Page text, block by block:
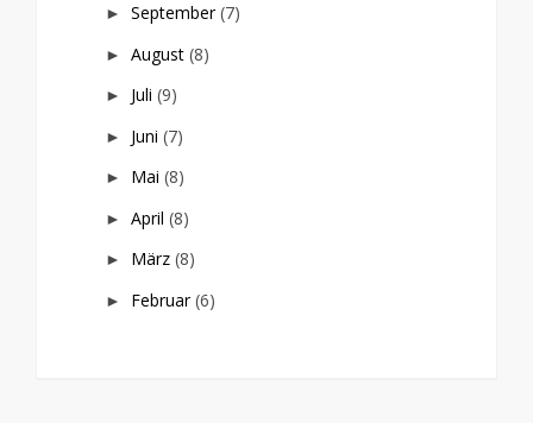
► September(7)
► August (8)
► Juli (9)
► Juni (7)
► Mai (8)
► April (8)
► März (8)
► Februar(6)